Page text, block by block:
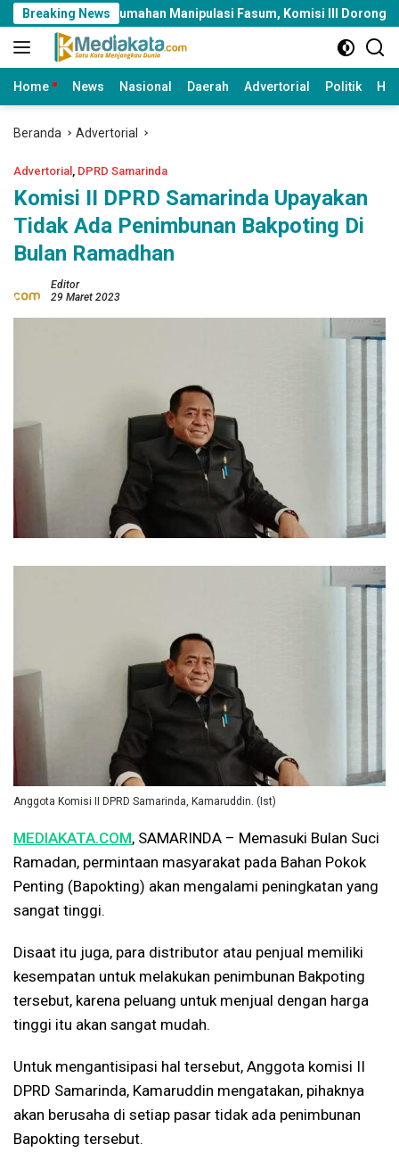
Langsung
ke
konten
Breaking News
Perumahan Manipulasi Fasum, Komisi III Dorong Audit Massal
Home News Nasional Daerah Advertorial Politik
Beranda Advertorial
Advertorial , DPRD Samarinda
Komisi II DPRD Samarinda Upayakan
Tidak Ada Penimbunan Bakpoting Di
Bulan Ramadhan
Editor
29 Maret 2023
Anggota Komisi II DPRD Samarinda, Kamaruddin. (Ist)
MEDIAKATA.COM, SAMARINDA – Memasuki Bulan Suci
Ramadan, permintaan masyarakat pada Bahan Pokok
Penting (Bapokting) akan mengalami peningkatan yang
sangat tinggi.
Disaat itu juga, para distributor atau penjual memiliki
kesempatan untuk melakukan penimbunan Bakpoting
tersebut, karena peluang untuk menjual dengan harga
tinggi itu akan sangat mudah.
Untuk mengantisipasi hal tersebut, Anggota komisi II
DPRD Samarinda, Kamaruddin mengatakan, pihaknya
akan berusaha di setiap pasar tidak ada penimbunan
Bapokting tersebut.